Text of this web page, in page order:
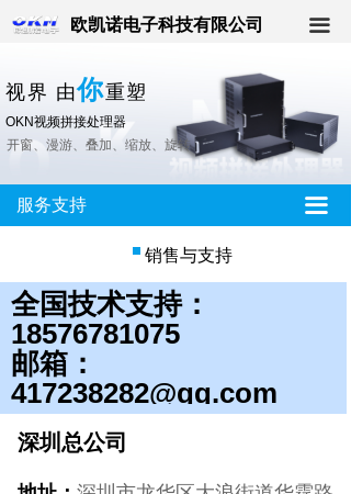
끀
欧凯诺电子科技有限公司
视界 由你重塑
OKN视频拼接处理器
开窗、漫游、 叠加、 缩放、旋转
服务支持 끀
销售与支持
全国技术支持：
18576781075
邮箱：
417238282@qq.com
深圳总公司